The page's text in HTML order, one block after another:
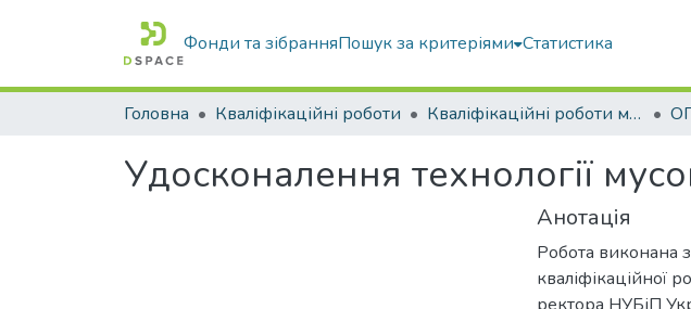
Фонди та зібранняПошук за критеріями Статистика
Головна Кваліфікаційні роботи Кваліфікаційні роботи магістрів
Удосконалення технології
Анотація
Робота виконана
кваліфікаційної